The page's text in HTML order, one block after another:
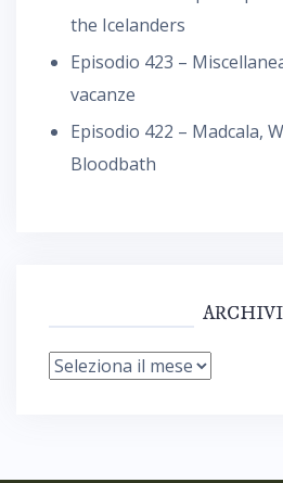
the Icelanders
Episodio 423 –
vacanze
Episodio 422 – Madcala,
Bloodbath
ARCHIVI
Archivi